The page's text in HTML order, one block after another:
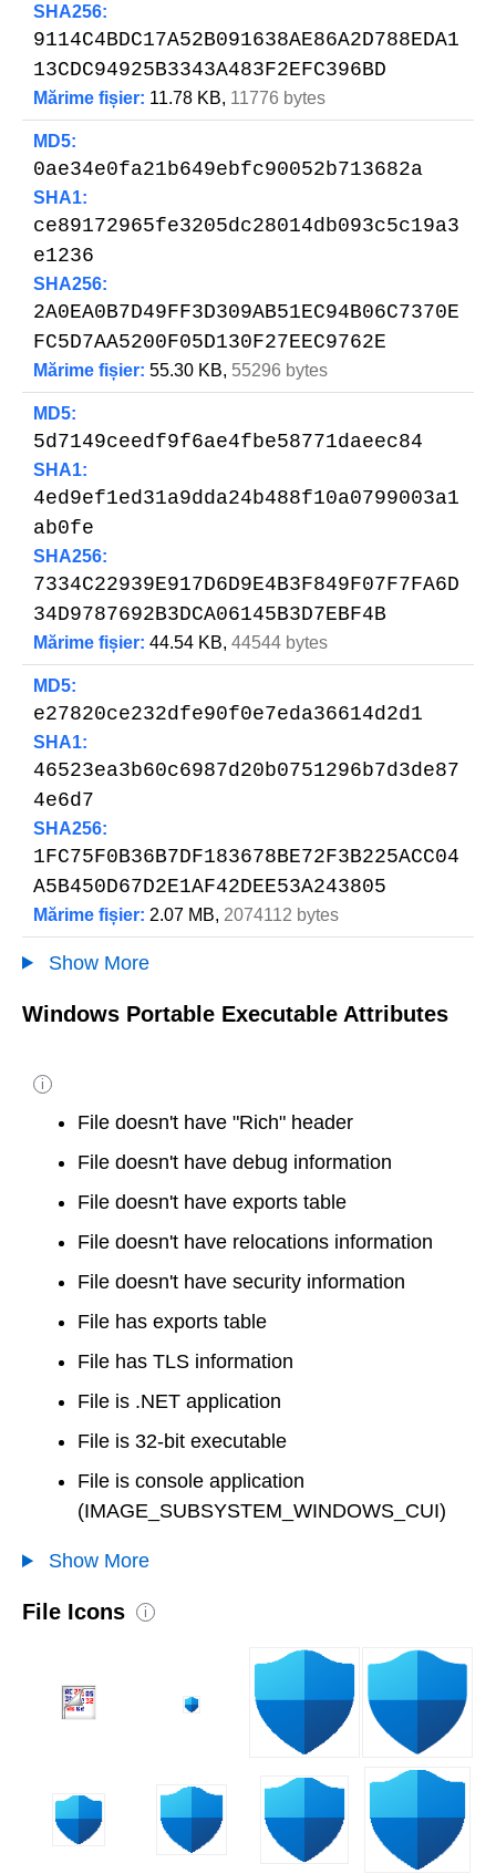
SHA256:
9114C4BDC17A52B091638AE86A2D788EDA1
13CDC94925B3343A483F2EFC396BD
Mărime fișier: 11.78 KB, 11776 bytes
MD5:
0ae34e0fa21b649ebfc90052b713682a
SHA1:
ce89172965fe3205dc28014db093c5c19a3
e1236
SHA256:
2A0EA0B7D49FF3D309AB51EC94B06C7370E
FC5D7AA5200F05D130F27EEC9762E
Mărime fișier: 55.30 KB, 55296 bytes
MD5:
5d7149ceedf9f6ae4fbe58771daeec84
SHA1:
4ed9ef1ed31a9dda24b488f10a0799003a1
ab0fe
SHA256:
7334C22939E917D6D9E4B3F849F07F7FA6D
34D9787692B3DCA06145B3D7EBF4B
Mărime fișier: 44.54 KB, 44544 bytes
MD5:
e27820ce232dfe90f0e7eda36614d2d1
SHA1:
46523ea3b60c6987d20b0751296b7d3de87
4e6d7
SHA256:
1FC75F0B36B7DF183678BE72F3B225ACC04
A5B450D67D2E1AF42DEE53A243805
Mărime fișier: 2.07 MB, 2074112 bytes
Show More
Windows Portable Executable Attributes
i
File doesn't have "Rich" header
File doesn't have debug information
File doesn't have exports table
File doesn't have relocations information
File doesn't have security information
File has exports table
File has TLS information
File is .NET application
File is 32-bit executable
File is console application
(IMAGE_SUBSYSTEM_WINDOWS_CUI)
Show More
File Icons i